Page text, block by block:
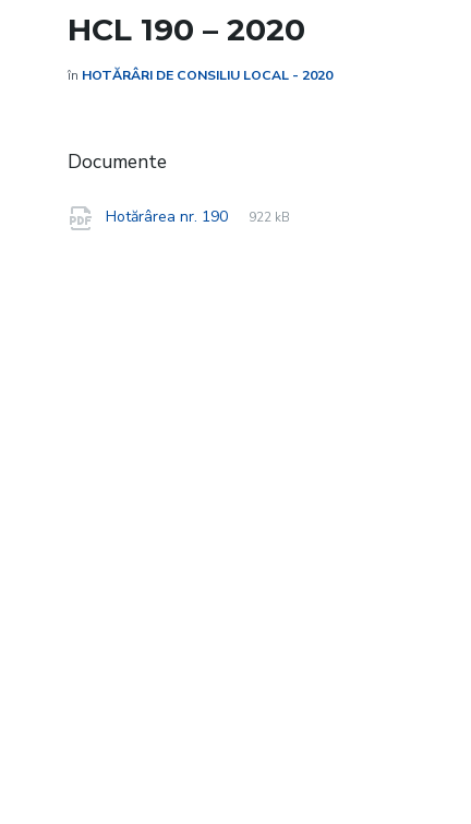
HCL 190 – 2020
în HOTĂRÂRI DE CONSILIU LOCAL - 2020
Documente
Hotărârea nr. 190
File
pdf
File
922 kB